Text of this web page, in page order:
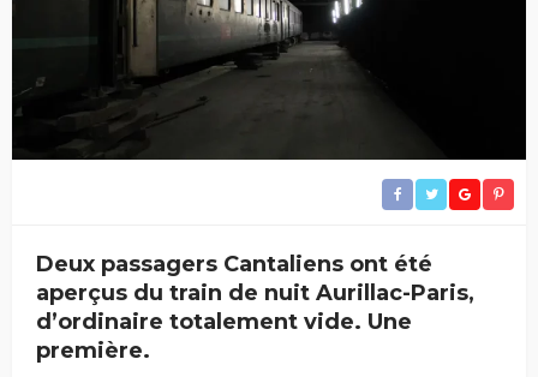
Deux passagers Cantaliens ont été
aperçus du train de nuit Aurillac-Paris,
d’ordinaire totalement vide. Une
première.